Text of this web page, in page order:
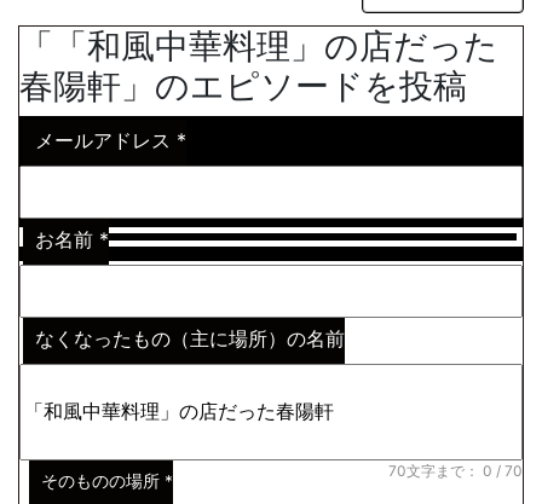
「「和風中華料理」の店だった
春陽軒」のエピソードを投稿
メールアドレス *
お名前 *
なくなったもの（主に場所）の名前
70文字まで： 0 / 70
そのものの場所 *